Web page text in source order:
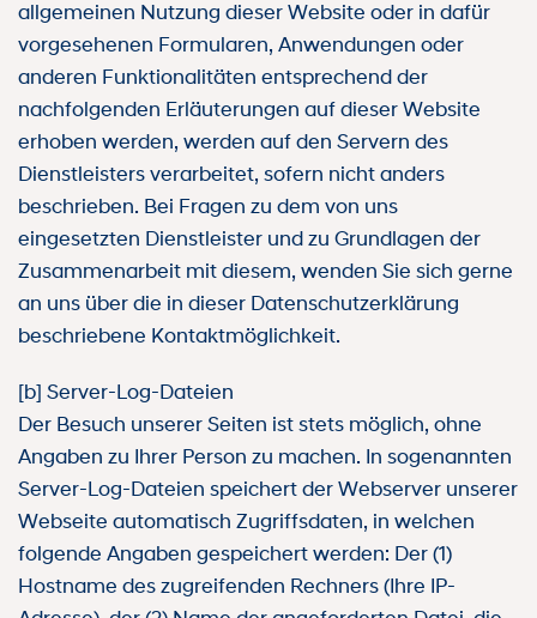
allgemeinen Nutzung dieser Website oder in dafür
vorgesehenen Formularen, Anwendungen oder
anderen Funktionalitäten entsprechend der
nachfolgenden Erläuterungen auf dieser Website
erhoben werden, werden auf den Servern des
Dienstleisters verarbeitet, sofern nicht anders
beschrieben. Bei Fragen zu dem von uns
eingesetzten Dienstleister und zu Grundlagen der
Zusammenarbeit mit diesem, wenden Sie sich gerne
an uns über die in dieser Datenschutzerklärung
beschriebene Kontaktmöglichkeit.
[b] Server-Log-Dateien
Der Besuch unserer Seiten ist stets möglich, ohne
Angaben zu Ihrer Person zu machen. In sogenannten
Server-Log-Dateien speichert der Webserver unserer
Webseite automatisch Zugriffsdaten, in welchen
folgende Angaben gespeichert werden: Der (1)
Hostname des zugreifenden Rechners (Ihre IP-